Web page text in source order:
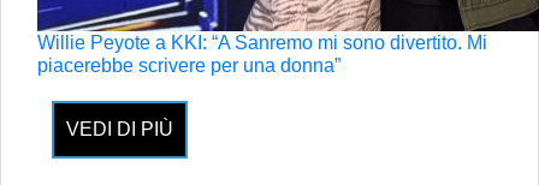
Willie Peyote a KKI: “A Sanremo mi sono divertito. Mi
piacerebbe scrivere per una donna”
VEDI DI PIÙ